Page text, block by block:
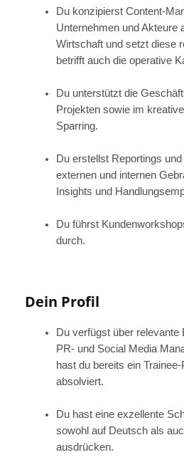
Du konzipierst Content-
Unternehmen und Akteure
Wirtschaft und setzt diese
betrifft auch die operative
Du unterstützt die
Projekten sowie im
Sparring.
Du erstellst Reportings
externen und internen
Insights und
Du führst
durch.
Dein Profil
Du verfügst über relevante
PR- und Social Media
hast du bereits ein
absolviert.
Du hast eine exzellente
sowohl auf Deutsch als
ausdrücken.